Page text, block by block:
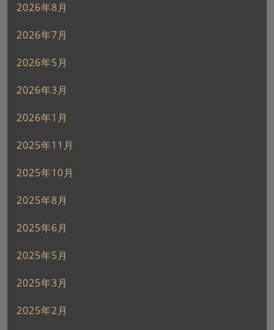
2026年8月
2026年7月
2026年5月
2026年3月
2026年1月
2025年11月
2025年10月
2025年8月
2025年6月
2025年5月
2025年3月
2025年2月